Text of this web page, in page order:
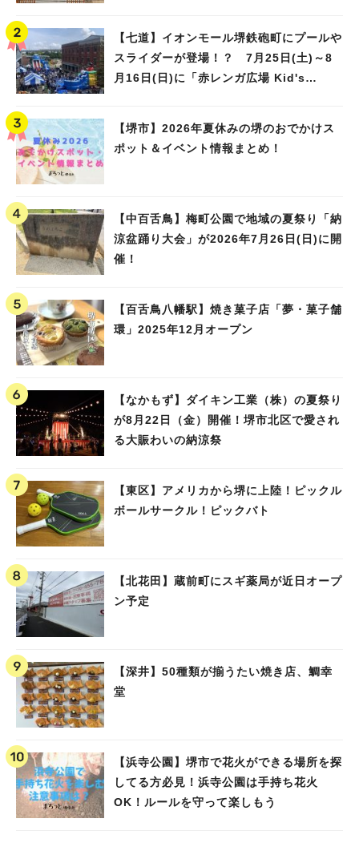
【七道】イオンモール堺鉄砲町にプールや
スライダーが登場！？ 7月25日(土)～8
月16日(日)に「赤レンガ広場 Kid's
【堺市】2026年夏休みの堺のおでかけス
ポット＆イベント情報まとめ！
【中百舌鳥】梅町公園で地域の夏祭り「納
涼盆踊り大会」が2026年7月26日(日)に開
催！
【百舌鳥八幡駅】焼き菓子店「夢・菓子舗
環」2025年12月オープン
【なかもず】ダイキン工業（株）の夏祭り
が8月22日（金）開催！堺市北区で愛され
る大賑わいの納涼祭
【東区】アメリカから堺に上陸！ピックル
ボールサークル！ピックバト
【北花田】蔵前町にスギ薬局が近日オープ
ン予定
【深井】50種類が揃うたい焼き店、鯛幸
堂
【浜寺公園】堺市で花火ができる場所を探
してる方必見！浜寺公園は手持ち花火
OK！ルールを守って楽しもう